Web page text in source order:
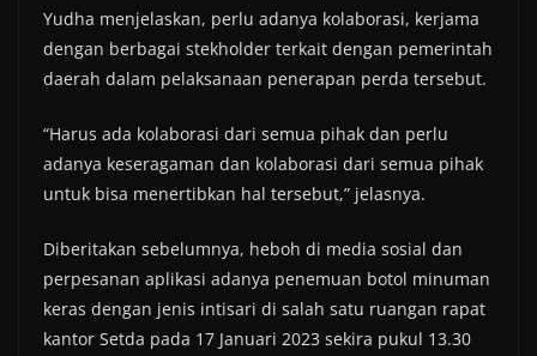
Yudha menjelaskan, perlu adanya kolaborasi, kerjama
dengan berbagai stekholder terkait dengan pemerintah
daerah dalam pelaksanaan penerapan perda tersebut.
“Harus ada kolaborasi dari semua pihak dan perlu
adanya keseragaman dan kolaborasi dari semua pihak
untuk bisa menertibkan hal tersebut,” jelasnya.
Diberitakan sebelumnya, heboh di media sosial dan
perpesanan aplikasi adanya penemuan botol minuman
keras dengan jenis intisari di salah satu ruangan rapat
kantor Setda pada 17 Januari 2023 sekira pukul 13.30